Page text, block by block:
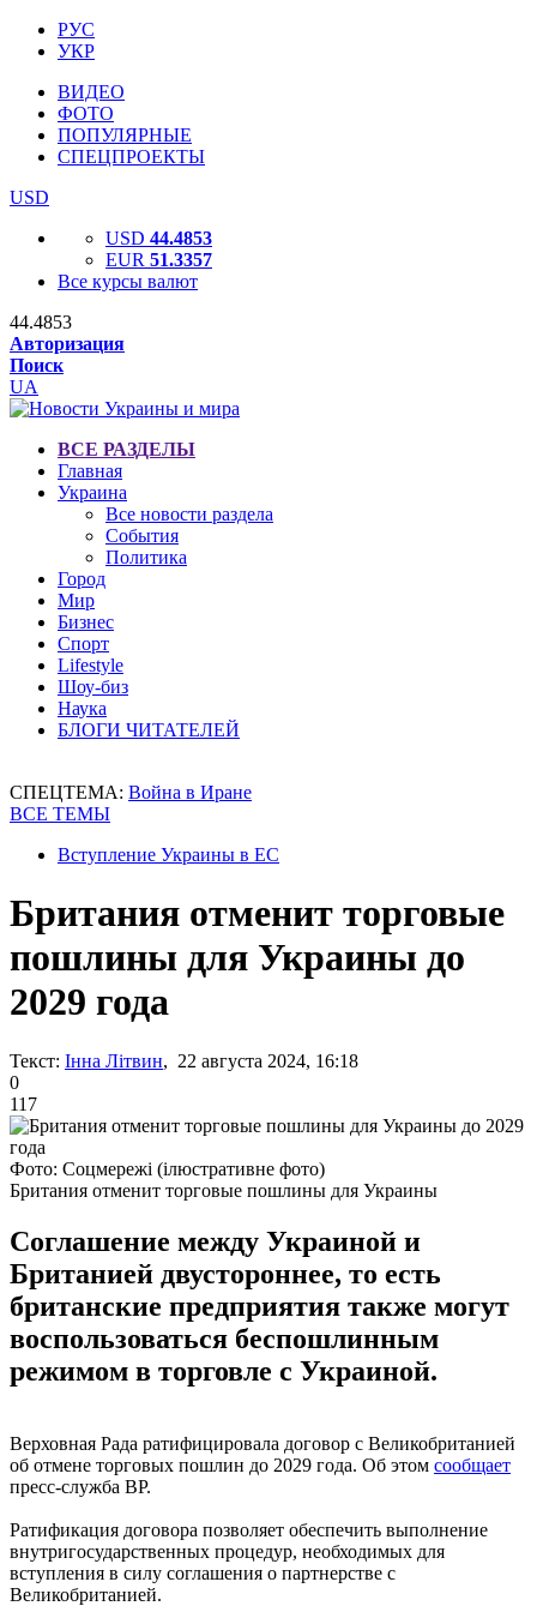
РУС
УКР
ВИДЕО
ФОТО
ПОПУЛЯРНЫЕ
СПЕЦПРОЕКТЫ
USD
USD 44.4853
EUR 51.3357
Все курсы валют
44.4853
Авторизация
Поиск
UA
ВСЕ РАЗДЕЛЫ
Главная
Украина
Все новости раздела
События
Политика
Город
Мир
Бизнес
Спорт
Lifestyle
Шоу-биз
Наука
БЛОГИ ЧИТАТЕЛЕЙ
СПЕЦТЕМА: Война в Иране
ВСЕ ТЕМЫ
Вступление Украины в ЕС
Британия отменит торговые
пошлины для Украины до
2029 года
Текст: Інна Літвин, 22 августа 2024, 16:18
0
117
Фото: Соцмережі (ілюстративне фото)
Британия отменит торговые пошлины для Украины
Соглашение между Украиной и
Британией двустороннее, то есть
британские предприятия также могут
воспользоваться беспошлинным
режимом в торговле с Украиной.
Верховная Рада ратифицировала договор с Великобританией
об отмене торговых пошлин до 2029 года. Об этом сообщает
пресс-служба ВР.
Ратификация договора позволяет обеспечить выполнение
внутригосударственных процедур, необходимых для
вступления в силу соглашения о партнерстве с
Великобританией.